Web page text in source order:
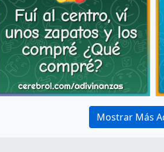
Mostrar Más